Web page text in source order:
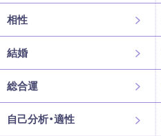
相性
結婚
総合運
自己分析・適性